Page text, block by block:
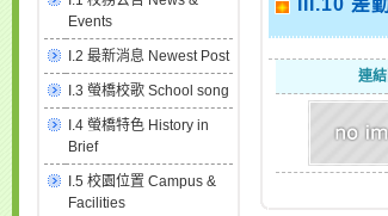
Events
I.2 最新消息 Newest Post
I.3 螢橋校歌 School song
I.4 螢橋特色 History in
Brief
I.5 校園位置 Campus &
Facilities
連結